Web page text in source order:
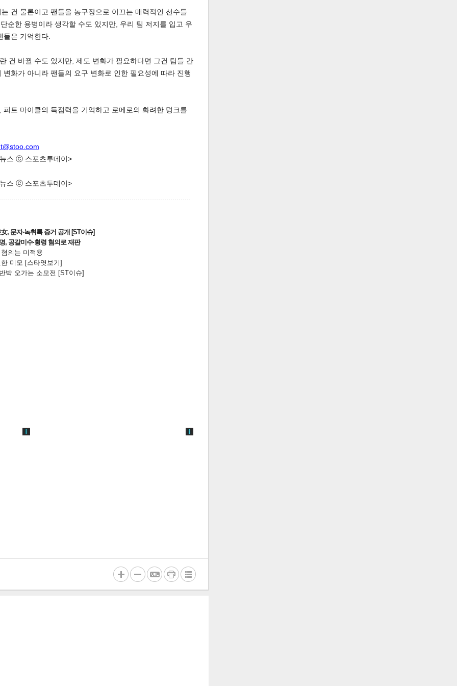
건 물론이고 팬들을 농구장으로 이끄는 매력적인 선수들
순한 용병이라 생각할 수도 있지만, 우리 팀 저지를 입고 우
은 기억한다.
건 바뀔 수도 있지만, 제도 변화가 필요하다면 그건 팀들 간
화가 아니라 팬들의 요구 변화로 인한 필요성에 따라 진행
트 마이클의 득점력을 기억하고 로메로의 화려한 덩크를
스 ⓒ 스포츠투데이>
스 ⓒ 스포츠투데이>
, 문자·녹취록 증거 공개 [ST이슈]
, 공갈미수·횡령 혐의로 재판
의는 미적용
미모 [스타엿보기]
박 오가는 소모전 [ST이슈]